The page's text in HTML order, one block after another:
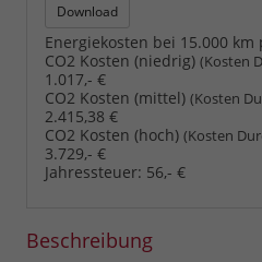
Download
Energiekosten bei 15.000 km
CO2 Kosten (niedrig) (Kosten
1.017,- €
CO2 Kosten (mittel) (Kosten
2.415,38 €
CO2 Kosten (hoch) (Kosten
3.729,- €
Jahressteuer: 56,- €
Beschreibung